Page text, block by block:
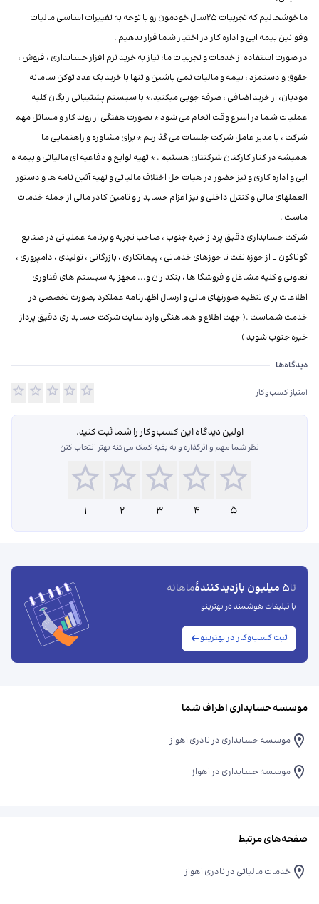
ما خوشحالیم که تجربیات 25سال خودمون رو با توجه به تغییرات اساسی مالیات
در صورت استفاده از خدمات و تجربیات ما: نیاز به خرید نرم افزار حسابداری ، فروش ،
حقوق و دستمزد ، بیمه و مالیات نمی باشین و تنها با خرید یک عدد توکن سامانه
مودیان، از خرید اضافی ، صرفه جویی میکنید.* با سیستم پشتیبانی رایگان کلیه
عملیات شما در اسرع وقت انجام می شود * بصورت هفتگی از روند کار و مسائل مهم
شرکت ، با مدیر عامل شرکت جلسات می گذاریم * برای مشاوره و راهنمایی ما
همیشه در کنار کارکنان شرکتتان هستیم . * تهیه لوایح و دفاعیه ای مالیاتی و بیمه ه
ایی و اداره کاری و نیز حضور در هیات حل اختلاف مالیاتی و تهیه آئین نامه ها و دستور
العملهای مالی و کنترل داخلی و نیز اعزام حسابدار و تامین کادر مالی از جمله خدمات
شرکت حسابداری دقیق پرداز خبره جنوب ، صاحب تجربه و برنامه عملیاتی در صنایع
گوناگون _ از حوزه نفت تا حوزهای خدماتی ، پیمانکاری ، بازرگانی ، تولیدی ، دامپروری ،
تعاونی و کلیه مشاغل و فروشگا ها ، بنکداران و... مجهز به سیستم های فناوری
اطلاعات برای تنظیم صورتهای مالی و ارسال اظهارنامه عملکرد بصورت تخصصی در
خدمت شماست .( جهت اطلاع و هماهنگی وارد سایت شرکت حسابداری دقیق پرداز
خبره جنوب شوید )
دیدگاه‌ها درباره شرکت حسابداری دقیق پرداز خبره جنوب
دیدگاه‌ها
امتیاز کسب‌وکار
اولین دیدگاه این کسب‌و‌کار را شما ثبت کنید.
نظر شما مهم و اثرگذاره و به بقیه کمک می‌کنه بهتر انتخاب کنن
1 2 3 4 5
تا5 میلیون بازدیدکنندهٔ ماهانه
با تبلیغات هوشمند در بهترینو
ثبت کسب‌وکار در بهترینو
موسسه حسابداری اطراف شما
موسسه حسابداری در نادری اهواز
موسسه حسابداری در اهواز
صفحه‌های مرتبط
خدمات مالیاتی در نادری اهواز